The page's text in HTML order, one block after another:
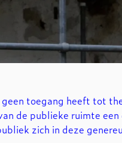
toegang heeft tot
de publieke ruimte
zich in deze